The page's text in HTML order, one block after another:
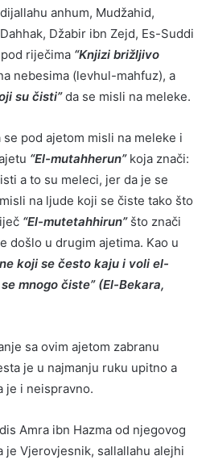
anhum, Mudžahid,
Džabir ibn Zejd, Es-Suddi
riječima “Knjizi brižljivo
nebesima (levhul-mahfuz), a
su čisti”da se misli na meleke.
pod ajetom misli na meleke i
“El-mutahherun”koja znači:
a to su meleci, jer da je se
na ljude koji se čiste tako što
“El-mutetahhirun”što znači
došlo u drugim ajetima. Kao u
koji se često kaju i voli el-
mnogo čiste” (El-Bekara,
sa ovim ajetom zabranu
je u najmanju ruku upitno a
je i neispravno.
Amra ibn Hazma od njegovog
je Vjerovjesnik, sallallahu alejhi